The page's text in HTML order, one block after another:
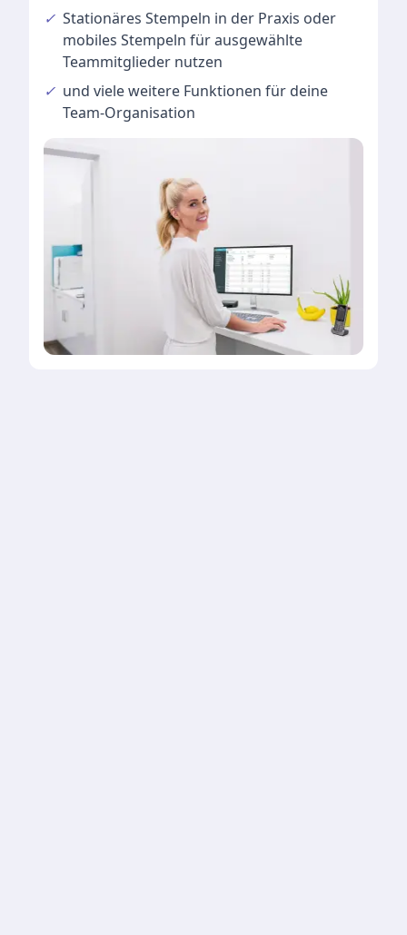
✓ Stationäres Stempeln in der Praxis oder
mobiles Stempeln für ausgewählte
Teammitglieder nutzen
✓ und vieleweitere Funktionen für deine
Team-Organisation